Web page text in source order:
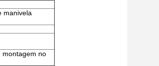
manivela
montagem no